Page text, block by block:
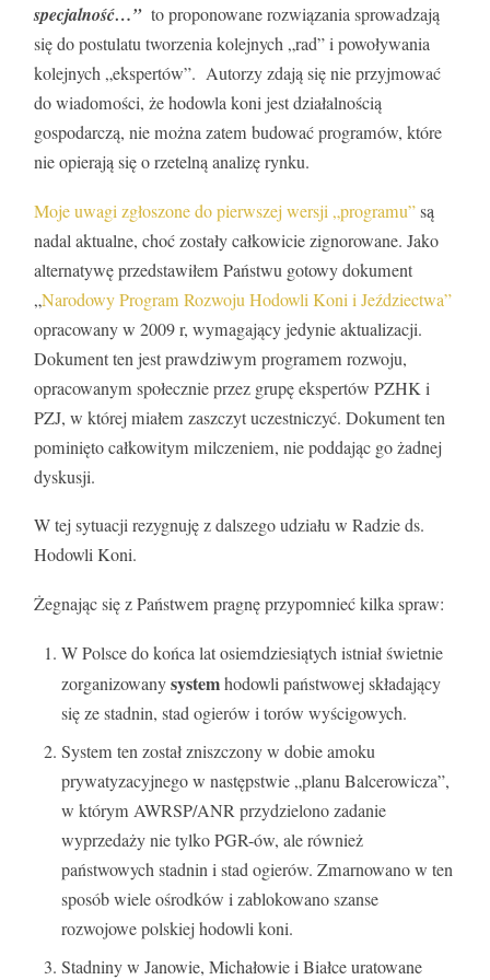
specjalność…” to proponowane rozwiązania sprowadzają
się do postulatu tworzenia kolejnych „rad” i powoływania
kolejnych „ekspertów”. Autorzy zdają się nie przyjmować
do wiadomości, że hodowla koni jest działalnością
gospodarczą, nie można zatem budować programów, które
nie opierają się o rzetelną analizę rynku.
Moje uwagi zgłoszone do pierwszej wersji „programu”są
nadal aktualne, choć zostały całkowicie zignorowane. Jako
alternatywę przedstawiłem Państwu gotowy dokument
„Narodowy Program Rozwoju Hodowli Koni i Jeździectwa”
opracowany w 2009 r, wymagający jedynie aktualizacji.
Dokument ten jest prawdziwym programem rozwoju,
opracowanym społecznie przez grupę ekspertów PZHK i
PZJ, w której miałem zaszczyt uczestniczyć. Dokument ten
pominięto całkowitym milczeniem, nie poddając go żadnej
dyskusji.
W tej sytuacji rezygnuję z dalszego udziału w Radzie ds.
Hodowli Koni.
Żegnając się z Państwem pragnę przypomnieć kilka spraw:
W Polsce do końca lat osiemdziesiątych istniał świetnie
zorganizowanysystemhodowli państwowej składający
się ze stadnin, stad ogierów i torów wyścigowych.
System ten został zniszczony w dobie amoku
prywatyzacyjnego w następstwie „planu Balcerowicza”,
w którym AWRSP/ANR przydzielono zadanie
wyprzedaży nie tylko PGR-ów, ale również
państwowych stadnin i stad ogierów. Zmarnowano w ten
sposób wiele ośrodków i zablokowano szanse
rozwojowe polskiej hodowli koni.
Stadniny w Janowie, Michałowie i Białce uratowane